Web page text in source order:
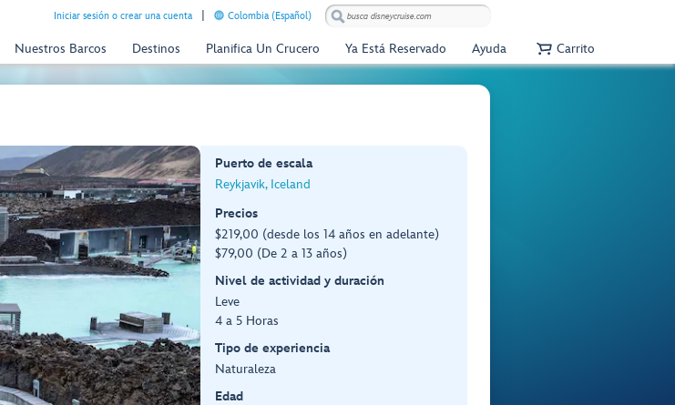
Iniciar sesión o crear una cuenta Colombia (Español)
Nuestros Barcos Destinos Planifica Un Crucero Ya Está Reservado Ayuda Carrito
Puerto de escala
Reykjavik, Iceland
Precios
$219,00 (desde los 14 años en adelante)
$79,00 (De 2 a 13 años)
Nivel de actividad y duración
Leve
4 a 5 Horas
Tipo de experiencia
Naturaleza
Edad